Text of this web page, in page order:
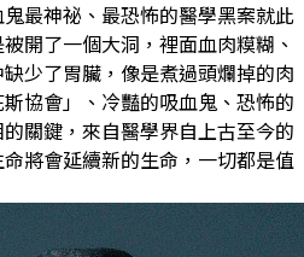
最神祕、最恐怖的醫學黑案就此
開了一個大洞，裡面血肉糢糊、
少了胃臟，像是煮過頭爛掉的肉
協會」、冷豔的吸血鬼、恐怖的
關鍵，來自醫學界自上古至今的
將會延續新的生命，一切都是值